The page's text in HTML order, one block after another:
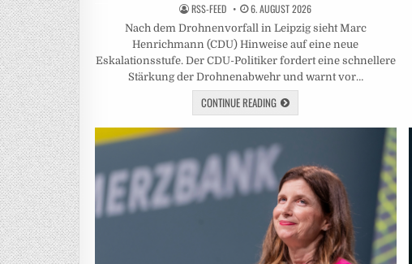
RSS-FEED 6. AUGUST 2026
Nach dem Drohnenvorfall in Leipzig sieht Marc
Henrichmann (CDU) Hinweise auf eine neue
Eskalationsstufe. Der CDU-Politiker fordert eine schnellere
Stärkung der Drohnenabwehr und warnt vor…
CONTINUE READING